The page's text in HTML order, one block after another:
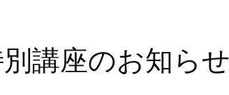
講座のお知らせ